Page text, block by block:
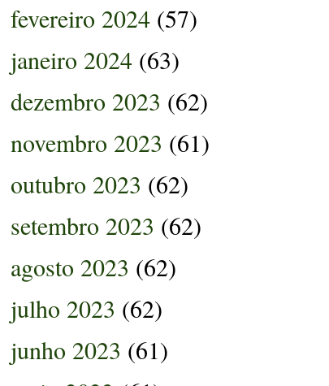
fevereiro 2024 (57)
janeiro 2024 (63)
dezembro 2023 (62)
novembro 2023 (61)
outubro 2023 (62)
setembro 2023 (62)
agosto 2023 (62)
julho 2023 (62)
junho 2023 (61)